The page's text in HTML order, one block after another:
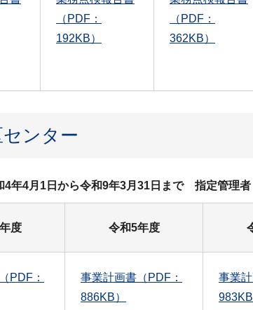
（PDF：
192KB）
（PDF：
362KB）
ンター
年4月1日から令和9年3月31日まで 指定管理
度 令和5年度
PDF：
事業計画書（PDF：
886KB）
事業
983KB